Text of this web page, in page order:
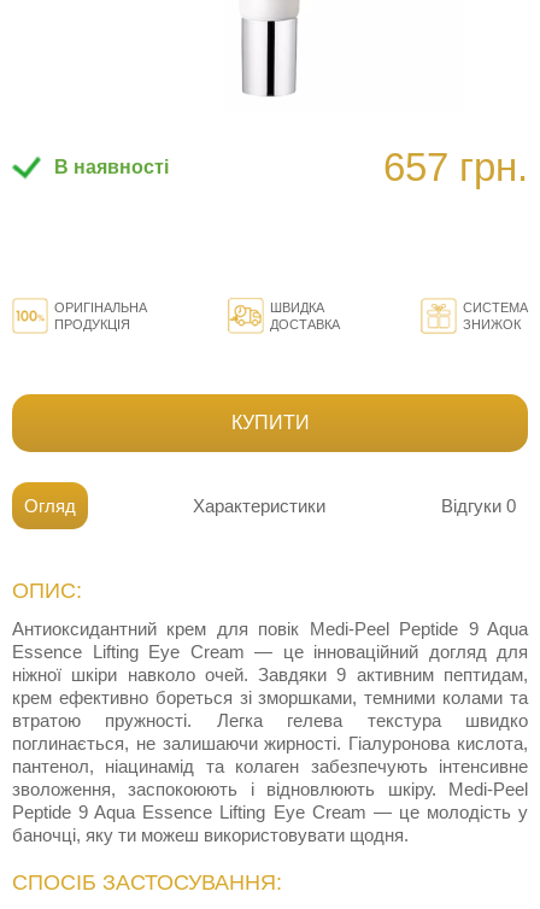
В наявності 657 грн.
ОРИГІНАЛЬНА
ПРОДУКЦІЯ
ШВИДКА
ДОСТАВКА
СИСТЕМА
ЗНИЖОК
КУПИТИ
Огляд Характеристики Відгуки 0
ОПИС:
Антиоксидантний крем для повік Medi-Peel Peptide 9 Aqua
Essence Lifting Eye Cream — це інноваційний догляд для
ніжної шкіри навколо очей. Завдяки 9 активним пептидам,
крем ефективно бореться зі зморшками, темними колами та
втратою пружності. Легка гелева текстура швидко
поглинається, не залишаючи жирності. Гіалуронова кислота,
пантенол, ніацинамід та колаген забезпечують інтенсивне
зволоження, заспокоюють і відновлюють шкіру. Medi-Peel
Peptide 9 Aqua Essence Lifting Eye Cream — це молодість у
баночці, яку ти можеш використовувати щодня.
СПОСІБ ЗАСТОСУВАННЯ: